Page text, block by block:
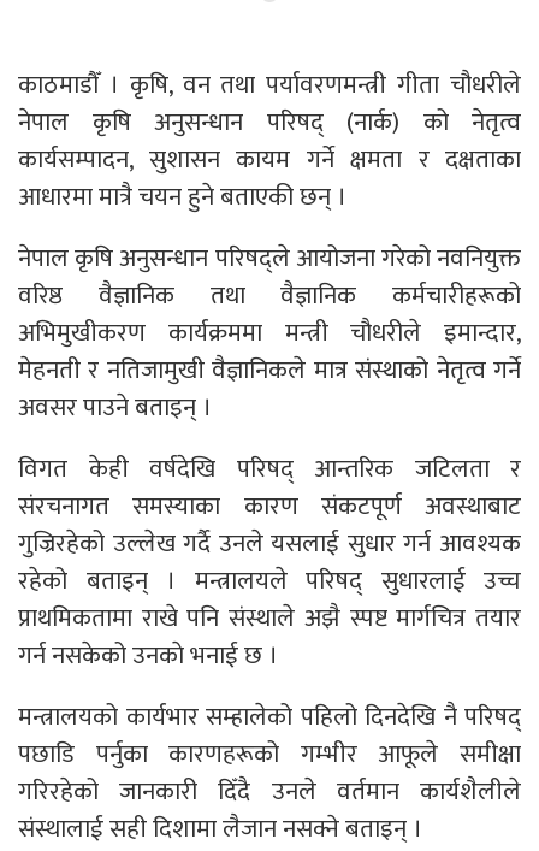
काठमाडाैँ । कृषि, वन तथा पर्यावरणमन्त्री गीता चौधरीले
नेपाल कृषि अनुसन्धान परिषद् (नार्क) को नेतृत्व
कार्यसम्पादन, सुशासन कायम गर्ने क्षमता र दक्षताका
आधारमा मात्रै चयन हुने बताएकी छन् ।
नेपाल कृषि अनुसन्धान परिषद्ले आयोजना गरेको नवनियुक्त
वरिष्ठ वैज्ञानिक तथा वैज्ञानिक कर्मचारीहरूको
अभिमुखीकरण कार्यक्रममा मन्त्री चौधरीले इमान्दार,
मेहनती र नतिजामुखी वैज्ञानिकले मात्र संस्थाको नेतृत्व गर्ने
अवसर पाउने बताइन् ।
विगत केही वर्षदेखि परिषद् आन्तरिक जटिलता र
संरचनागत समस्याका कारण संकटपूर्ण अवस्थाबाट
गुज्रिरहेको उल्लेख गर्दै उनले यसलाई सुधार गर्न आवश्यक
रहेको बताइन् । मन्त्रालयले परिषद् सुधारलाई उच्च
प्राथमिकतामा राखे पनि संस्थाले अझै स्पष्ट मार्गचित्र तयार
गर्न नसकेको उनकाे भनाई छ ।
मन्त्रालयको कार्यभार सम्हालेको पहिलो दिनदेखि नै परिषद्
पछाडि पर्नुका कारणहरूको गम्भीर आफूले समीक्षा
गरिरहेको जानकारी दिँदै उनले वर्तमान कार्यशैलीले
संस्थालाई सही दिशामा लैजान नसक्ने बताइन् ।